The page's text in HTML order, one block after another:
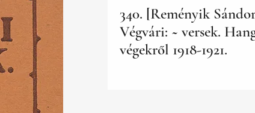
340. [Reményik
Végvári: ~ versek.
végekről 1918-1921.